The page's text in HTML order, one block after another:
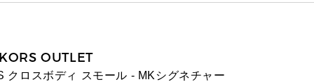
OUTLET
クロスボディ スモール - MKシグネチャー